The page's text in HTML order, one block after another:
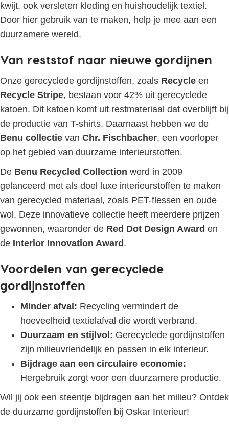
kwijt, ook versleten kleding en huishoudelijk textiel.
Door hier gebruik van te maken, help je mee aan een
duurzamere wereld.
Van reststof naar nieuwe gordijnen
Onze gerecyclede gordijnstoffen, zoals Recycle en
Recycle Stripe, bestaan voor 42% uit gerecyclede
katoen. Dit katoen komt uit restmateriaal dat overblijft bij
de productie van T-shirts. Daarnaast hebben we de
Benu collectie van Chr. Fischbacher, een voorloper
op het gebied van duurzame interieurstoffen.
De Benu Recycled Collection werd in 2009
gelanceerd met als doel luxe interieurstoffen te maken
van gerecycled materiaal, zoals PET-flessen en oude
wol. Deze innovatieve collectie heeft meerdere prijzen
gewonnen, waaronder de Red Dot Design Award en
de Interior Innovation Award .
Voordelen van gerecyclede
gordijnstoffen
Minder afval: Recycling vermindert de
hoeveelheid textielafval die wordt verbrand.
Duurzaam en stijlvol: Gerecyclede gordijnstoffen
zijn milieuvriendelijk en passen in elk interieur.
Bijdrage aan een circulaire economie:
Hergebruik zorgt voor een duurzamere productie.
Wil jij ook een steentje bijdragen aan het milieu? Ontdek
de duurzame gordijnstoffen bij Oskar Interieur!